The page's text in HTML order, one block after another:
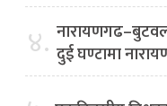
४. दुई घण्टामा